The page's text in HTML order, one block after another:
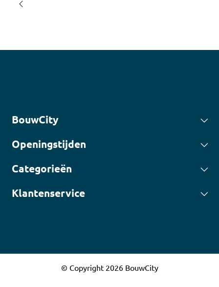
BouwCity
Openingstijden
Categorieën
Klantenservice
© Copyright 2026 BouwCity